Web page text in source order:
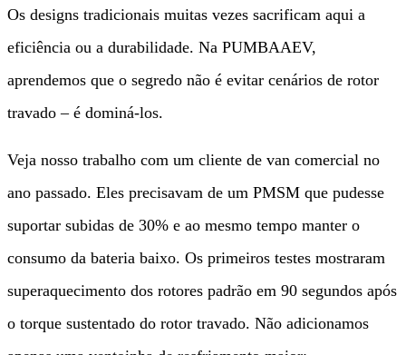
Os designs tradicionais muitas vezes sacrificam aqui a
eficiência ou a durabilidade. Na PUMBAAEV,
aprendemos que o segredo não é evitar cenários de rotor
travado – é dominá-los.
Veja nosso trabalho com um cliente de van comercial no
ano passado. Eles precisavam de um PMSM que pudesse
suportar subidas de 30% e ao mesmo tempo manter o
consumo da bateria baixo. Os primeiros testes mostraram
superaquecimento dos rotores padrão em 90 segundos após
o torque sustentado do rotor travado. Não adicionamos